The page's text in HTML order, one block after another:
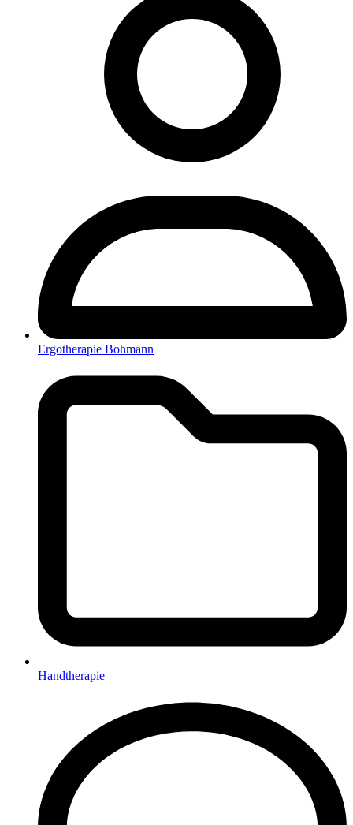
Ergotherapie Bohmann
Handtherapie